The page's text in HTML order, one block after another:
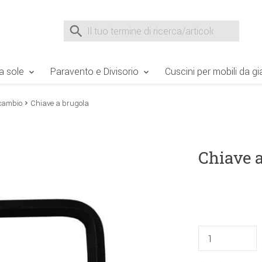
Suche nach
sole Paravento e Divisorio Cuscini per mobili da
Chiave a brugola
Chiave